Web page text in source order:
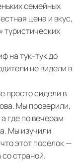
семейных
цена и вкус,
туристических
на тук-тук до
не видели в
просто сидели в
Мы проверили,
где по вечерам
Мы изучили
этот поселок —
страной.